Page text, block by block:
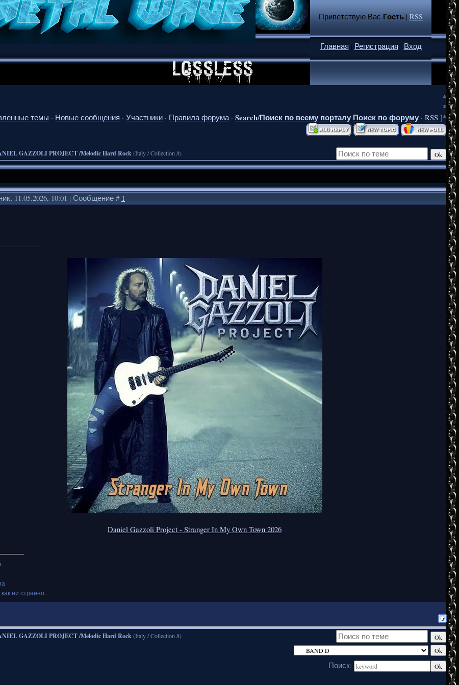
Приветствую Вас Гость|RSS
Главная | Регистрация | Вход
*
*
темы · Новые сообщения · Участники · Правила форума · Search/Поиск по всему порталу Поиск по форуму · RSS ]*
GAZZOLI PROJECT /Melodic Hard Rock(Italy / Collection /t)
11.05.2026, 10:01 | Сообщение # 1
Daniel Gazzoli Project - Stranger In My Own Town 2026
ни странно...
GAZZOLI PROJECT /Melodic Hard Rock(Italy / Collection /t)
Поиск: